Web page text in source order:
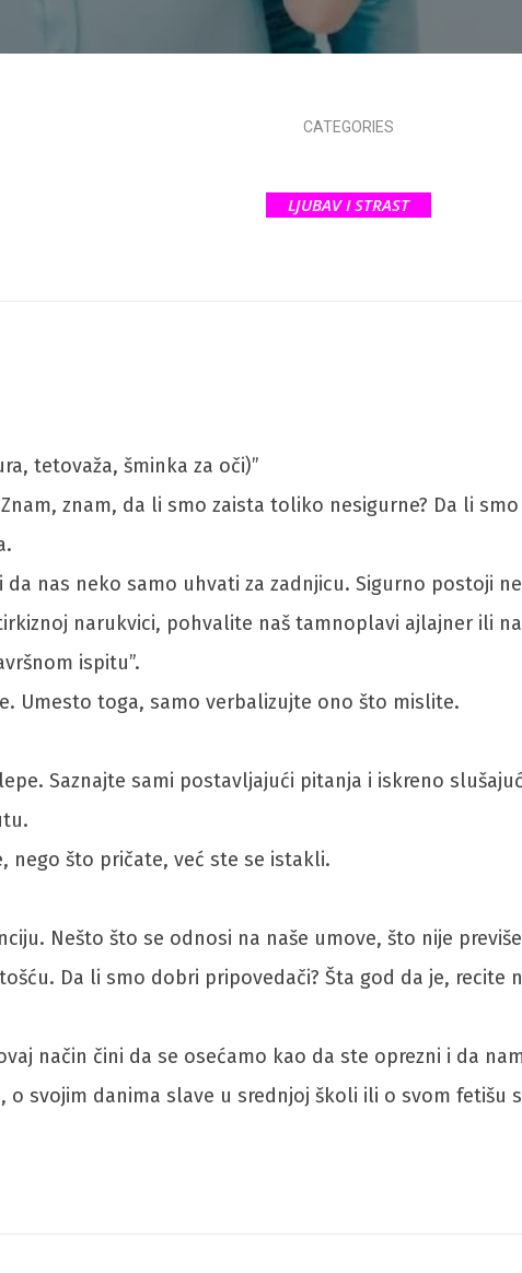
CATEGORIES
LJUBAV I STRAST
tetovaža, šminka za oči)”
znam, da li smo zaista toliko nesigurne? Da li
nas neko samo uhvati za zadnjicu. Sigurno postoji
narukvici, pohvalite naš tamnoplavi ajlajner ili
ispitu”.
Umesto toga, samo verbalizujte ono što mislite.
Saznajte sami postavljajući pitanja i iskreno
nego što pričate, već ste se istakli.
Nešto što se odnosi na naše umove, što nije
Da li smo dobri pripovedači? Šta god da je, recite
način čini da se osećamo kao da ste oprezni i da
o svojim danima slave u srednjoj školi ili o svom